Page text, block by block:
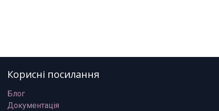
Корисні посилання
Блог
Документація